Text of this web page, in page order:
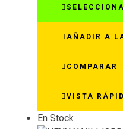
AÑADIR A
COMPARAR
VISTA
En Stock